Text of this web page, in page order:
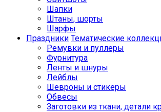
Шапки
Штаны, шорты
Шарфы
Праздники Тематические
Ремувки и пуллеры
Фурнитура
Ленты и шнуры
Лейблы
Шевроны и стикеры
Обвесы
Заготовки из ткани, детали